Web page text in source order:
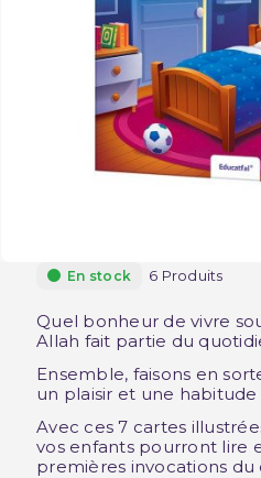
En stock 6 Produits
Quel bonheur de vivre
Allah fait partie du
Ensemble, faisons en
un plaisir et une habitude
Avec ces 7 cartes
vos enfants pourront lire
premières invocations du